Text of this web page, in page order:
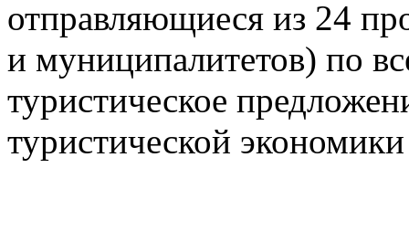
отправляющиеся из 24
и муниципалитетов) по
туристическое
туристической